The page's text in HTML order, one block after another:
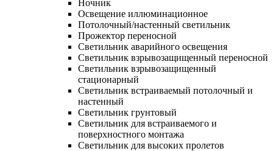
Ночник
Освещение иллюминационное
Потолочный/настенный светильник
Прожектор переносной
Светильник аварийного освещения
Светильник взрывозащищенный переносной
Светильник взрывозащищенный
стационарный
Светильник встраиваемый потолочный и
настенный
Светильник грунтовый
Светильник для встраиваемого и
поверхностного монтажа
Светильник для высоких пролетов